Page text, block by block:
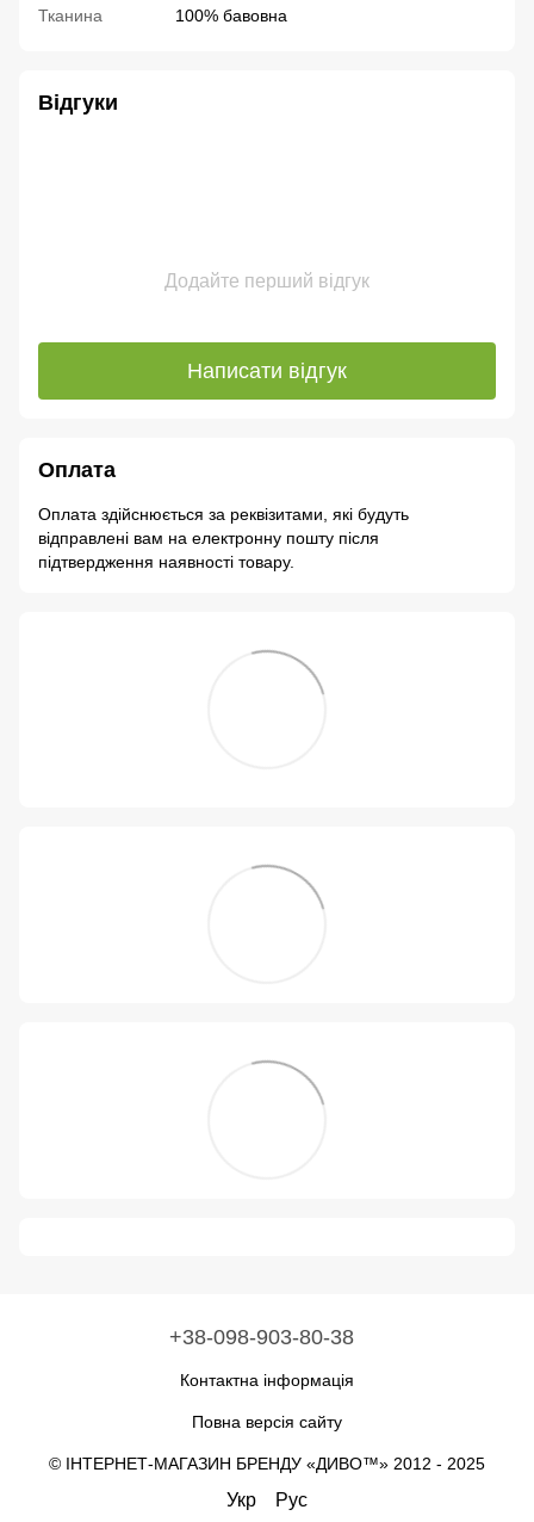
Тканина
100% бавовна
Відгуки
Додайте перший відгук
Написати відгук
Оплата
Оплата здійснюється за реквізитами, які будуть
відправлені вам на електронну пошту після
підтвердження наявності товару.
+38-098-903-80-38
Контактна інформація
Повна версія сайту
© ІНТЕРНЕТ-МАГАЗИН БРЕНДУ «ДИВО™» 2012 - 2025
Укр Рус